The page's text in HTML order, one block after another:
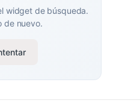
widget de búsqueda.
de nuevo.